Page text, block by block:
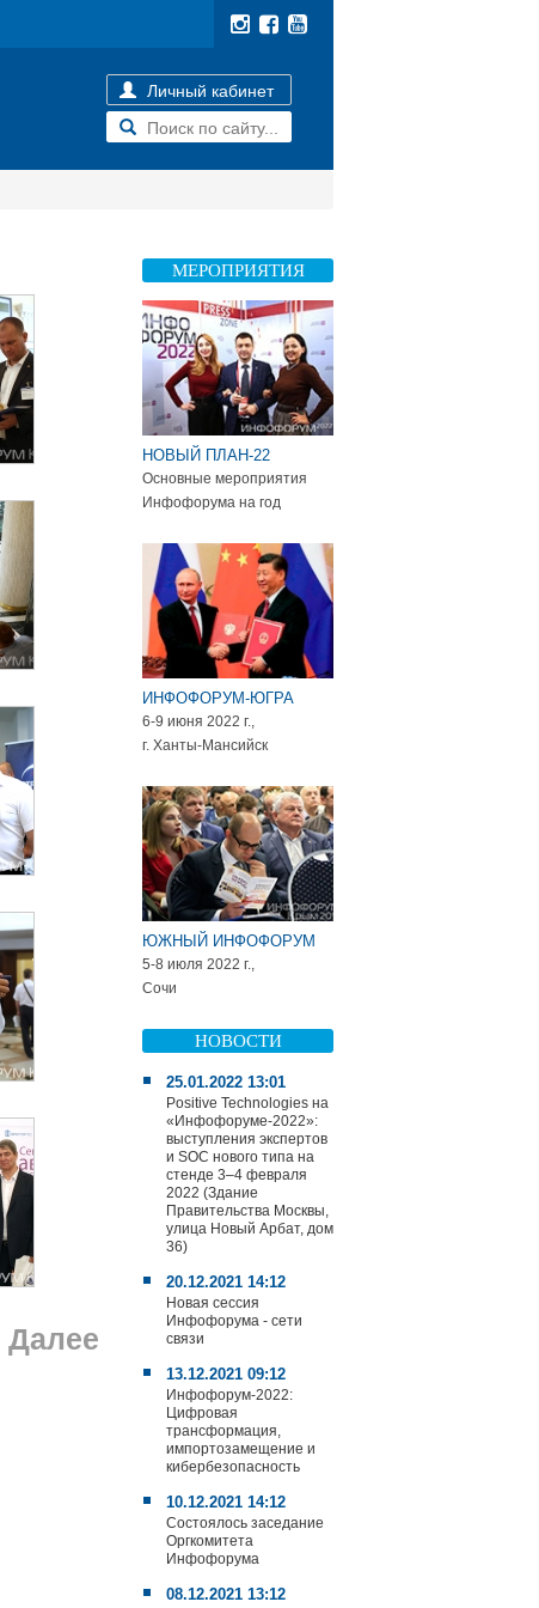
Личный кабинет
Далее
МЕРОПРИЯТИЯ
НОВЫЙ ПЛАН-22
Основные мероприятия
Инфофорума на год
ИНФОФОРУМ-ЮГРА
6-9 июня 2022 г.,
г. Ханты-Мансийск
ЮЖНЫЙ ИНФОФОРУМ
5-8 июля 2022 г.,
Сочи
НОВОСТИ
25.01.2022 13:01
Positive Technologies на
«Инфофоруме-2022»:
выступления экспертов
и SOC нового типа на
стенде 3–4 февраля
2022 (Здание
Правительства Москвы,
улица Новый Арбат, дом
36)
20.12.2021 14:12
Новая сессия
Инфофорума - сети
связи
13.12.2021 09:12
Инфофорум-2022:
Цифровая
трансформация,
импортозамещение и
кибербезопасность
10.12.2021 14:12
Состоялось заседание
Оргкомитета
Инфофорума
08.12.2021 13:12